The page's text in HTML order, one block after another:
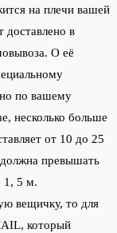
на плечи вашей
доставлено в
О её
по вашему
несколько больше
от 10 до 25
превышать
1, 5 м.
вещичку, то для
который